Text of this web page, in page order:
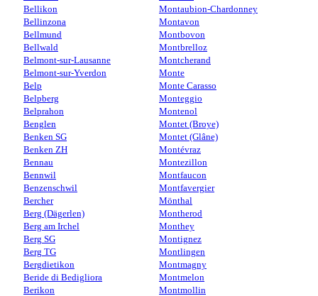
Bellikon
Bellinzona
Bellmund
Bellwald
Belmont-sur-Lausanne
Belmont-sur-Yverdon
Belp
Belpberg
Belprahon
Benglen
Benken SG
Benken ZH
Bennau
Bennwil
Benzenschwil
Bercher
Berg (Dägerlen)
Berg am Irchel
Berg SG
Berg TG
Bergdietikon
Beride di Bedigliora
Berikon
Montaubion-Chardonney
Montavon
Montbovon
Montbrelloz
Montcherand
Monte
Monte Carasso
Monteggio
Montenol
Montet (Broye)
Montet (Glâne)
Montévraz
Montezillon
Montfaucon
Montfavergier
Mönthal
Montherod
Monthey
Montignez
Montlingen
Montmagny
Montmelon
Montmollin